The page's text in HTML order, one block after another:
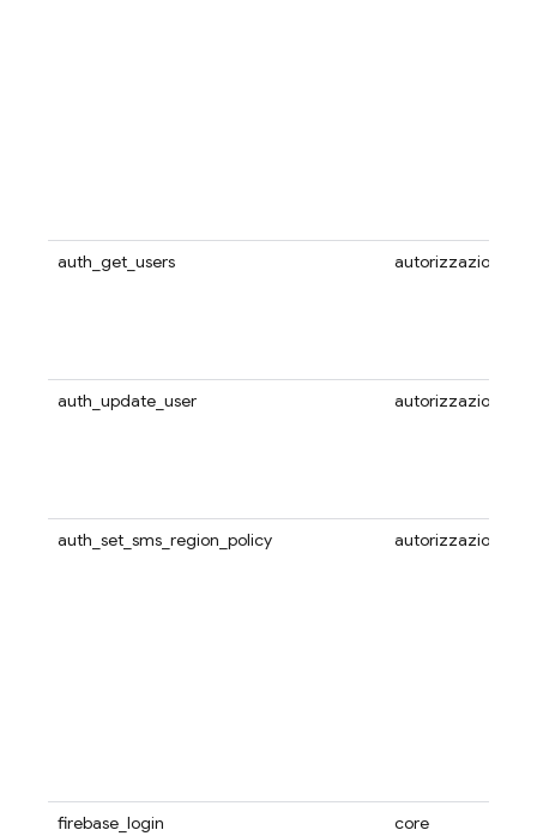
auth_get_users autorizzazione
auth_update_user autorizzazione
auth_set_sms_region_policy autorizzazione
firebase_login core